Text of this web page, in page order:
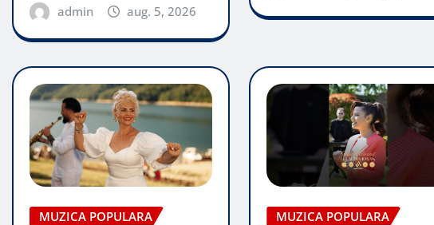
admin aug. 5, 2026
MUZICA POPULARA MUZICA POPULARA